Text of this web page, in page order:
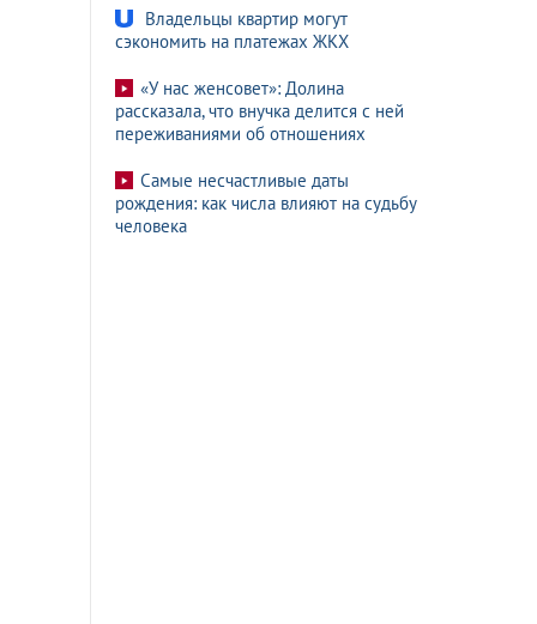
Владельцы квартир могут
сэкономить на платежах ЖКХ
«У нас женсовет»: Долина
рассказала, что внучка делится с ней
переживаниями об отношениях
Самые несчастливые даты
рождения: как числа влияют на судьбу
человека